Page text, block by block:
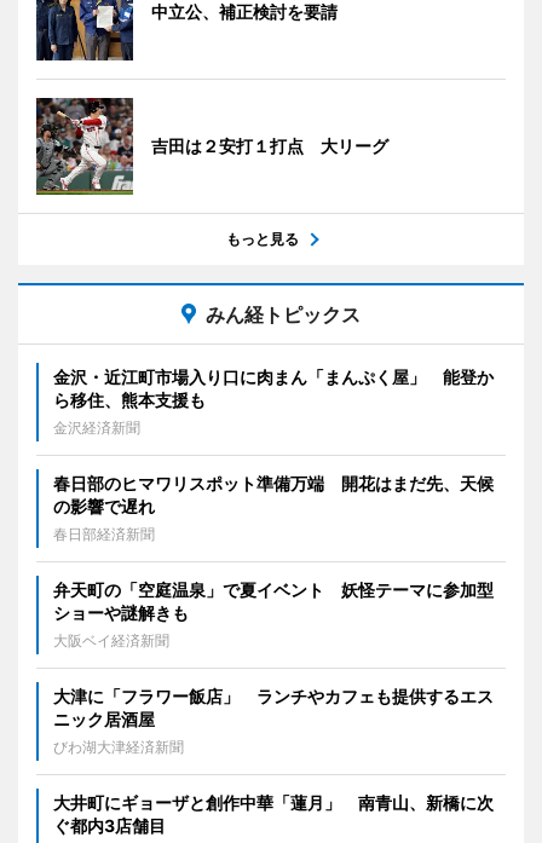
中立公、補正検討を要請
吉田は２安打１打点 大リーグ
もっと見る
みん経トピックス
金沢・近江町市場入り口に肉まん「まんぷく屋」 能登か
ら移住、熊本支援も
金沢経済新聞
春日部のヒマワリスポット準備万端 開花はまだ先、天候
の影響で遅れ
春日部経済新聞
弁天町の「空庭温泉」で夏イベント 妖怪テーマに参加型
ショーや謎解きも
大阪ベイ経済新聞
大津に「フラワー飯店」 ランチやカフェも提供するエス
ニック居酒屋
びわ湖大津経済新聞
大井町にギョーザと創作中華「蓮月」 南青山、新橋に次
ぐ都内3店舗目